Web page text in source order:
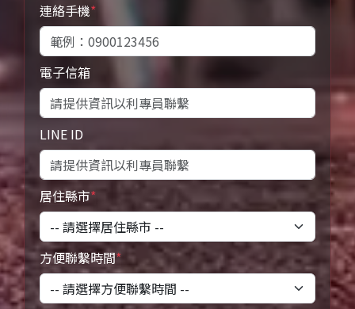
連絡手機*
電子信箱
LINE ID
居住縣市*
方便聯繫時間*